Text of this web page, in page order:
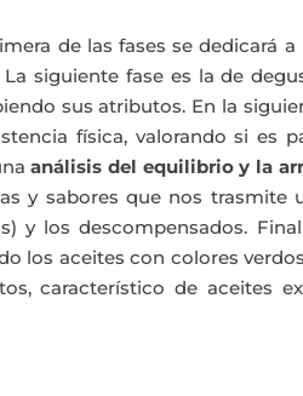
de las fases se dedicará
siguiente fase es la de
sus atributos. En la
física, valorando si es
análisis del equilibrio y la
y sabores que nos trasmite
y los descompensados.
los aceites con colores
característico de aceites